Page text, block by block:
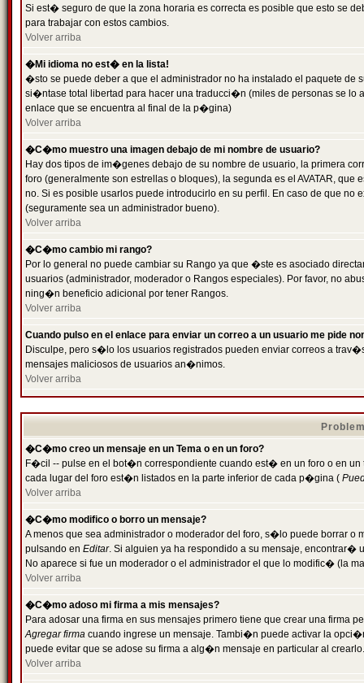
Si est� seguro de que la zona horaria es correcta es posible que esto se
para trabajar con estos cambios.
Volver arriba
�Mi idioma no est� en la lista!
�sto se puede deber a que el administrador no ha instalado el paquete
si�ntase total libertad para hacer una traducci�n (miles de personas se
enlace que se encuentra al final de la p�gina)
Volver arriba
�C�mo muestro una imagen debajo de mi nombre de usuario?
Hay dos tipos de im�genes debajo de su nombre de usuario, la primera
foro (generalmente son estrellas o bloques), la segunda es el AVATAR,
no. Si es posible usarlos puede introducirlo en su perfil. En caso de que
(seguramente sea un administrador bueno).
Volver arriba
�C�mo cambio mi rango?
Por lo general no puede cambiar su Rango ya que �ste es asociado
usuarios (administrador, moderador o Rangos especiales). Por favor, no
ning�n beneficio adicional por tener Rangos.
Volver arriba
Cuando pulso en el enlace para enviar un correo a un usuario me pide
Disculpe, pero s�lo los usuarios registrados pueden enviar correos a
mensajes maliciosos de usuarios an�nimos.
Volver arriba
�C�mo creo un mensaje en un Tema o en un foro?
F�cil -- pulse en el bot�n correspondiente cuando est� en un foro o en
cada lugar del foro est�n listados en la parte inferior de cada p�gina (
Volver arriba
�C�mo modifico o borro un mensaje?
A menos que sea administrador o moderador del foro, s�lo puede borrar o
pulsando en Editar. Si alguien ya ha respondido a su mensaje, encontrar�
No aparece si fue un moderador o el administrador el que lo modific� (la
Volver arriba
�C�mo adoso mi firma a mis mensajes?
Para adosar una firma en sus mensajes primero tiene que crear una firma
Agregar firma cuando ingrese un mensaje. Tambi�n puede activar la
puede evitar que se adose su firma a alg�n mensaje en particular al crearlo.
Volver arriba